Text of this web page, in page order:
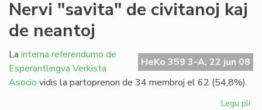
Nervi "savita" de civitanoj kaj
de neantoj
HeKo 359 3-A, 22 jun 08
La interna referendumo de
Esperantlingva Verkista
Asocio vidis la partoprenon de 34 membroj el 62 (54,8%).
Legu pli